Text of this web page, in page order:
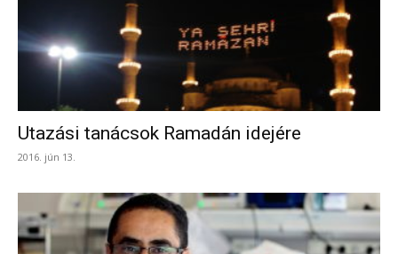
Utazási tanácsok Ramadán idejére
2016. jún 13.